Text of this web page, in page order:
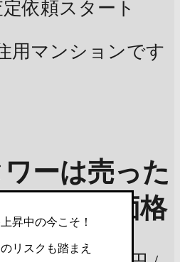
依頼スタート
用マンションです
ーは売った
参考査定価格
昇中の今こそ！
リスクも踏まえ